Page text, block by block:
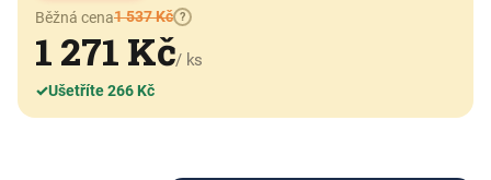
Běžná cena1 537 Kč ?
1 271 Kč/ ks
✓Ušetříte 266 Kč